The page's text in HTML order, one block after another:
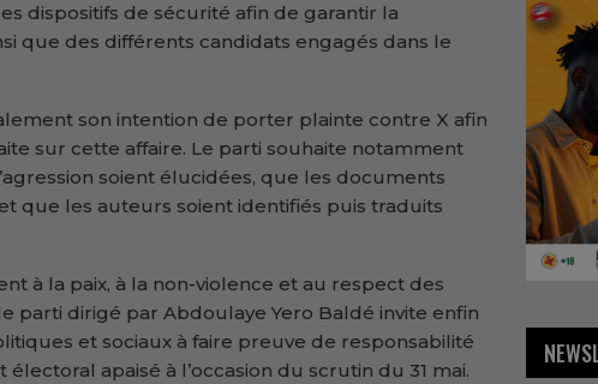
dispositifs de sécurité afin de garantir la
que des différents candidats engagés dans le
son intention de porter plainte contre X afin
sur cette affaire. Le parti souhaite notamment
soient élucidées, que les documents
que les auteurs soient identifiés puis traduits
à la paix, à la non-violence et au respect des
parti dirigé par Abdoulaye Yero Baldé invite enfin
et sociaux à faire preuve de responsabilité
apaisé à l’occasion du scrutin du 31 mai.